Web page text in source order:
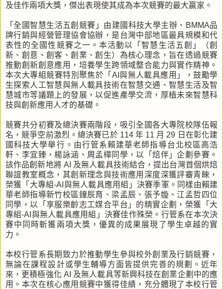
及佳作兩項大獎，傑出表現使其成為本次競賽的最大贏家。
「全國智慧生活五創競賽」由建國科技大學主辦、BMMA品
牌行銷與經營管理協會協辦，是台灣中部地區最具規模和代
表性的全國性競賽之一。本活動以「智慧生活五創」（創
新、創意、創客、創業、創生）為核心理念，旨在透過競賽
推動創新創意應用，培養學生跨領域整合能力與實作精神。
本次大專組競賽特別聚焦於「AI與無人載具應用」，鼓勵學
生探索人工智慧與無人載具技術在智慧交通、智慧生活及智
慧城市等議題上的發展，以促進產學交流，厚植未來智慧科
技與創新應用人才的基礎。
競賽共分初賽及總決賽兩階段，吸引全國各大專院校隊伍報
名，競爭空前激烈。總決賽已於 114 年 11 月 29 日在彰化建
國科技大學舉行。由行管系賴建華老師指導台北校區高浩
軒、李宜臻，楊詠涵、周孟樺同學，以「焙伴」企劃參賽。
該作品創新地將 AI 及無人載具技術結合，提出台灣首個烘焙
聯誼教室概念，其創新理念與技術應用深度深獲評審青睞，
榮獲「大專組-AI與無人載具應用組」決賽季軍。同樣由賴建
華老師指導新竹校區鐘辰育、梁孟辰、張予嫙、江孟哲四位
同學，以「享服樂齡志工媒合平台」的精實企劃，榮獲「大
專組-AI與無人載具應用組」決賽佳作殊榮。行管系在本次決
賽中同時斬獲兩項大獎，優異的成果展現了學生卓越的實
力。
本校行管系長期致力於推動學生參與校外創業及行銷競賽，
無論在課程設計或學生輔導方面皆提供完善的規劃。近年
來，更積極強化 AI 及無人載具等新興科技在創業企劃中的應
用。本次在核心應用競賽中獲得佳績，充分體現了本校行管